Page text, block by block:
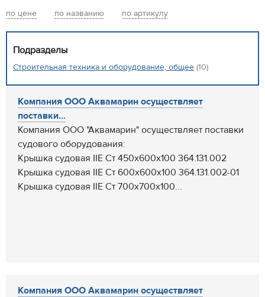
по цене
по названию по артикулу
Подразделы
Строительная техника и оборудование, общее (10)
Компания ООО Аквамарин осуществляет
поставки...
Компания ООО "Аквамарин" осуществляет поставки
судового оборудования:
Крышка судовая IIE Ст 450х600х100 364.131.002
Крышка судовая IIE Ст 600х600х100 364.131.002-01
Крышка судовая IIE Ст 700х700х100...
Компания ООО Аквамарин осуществляет